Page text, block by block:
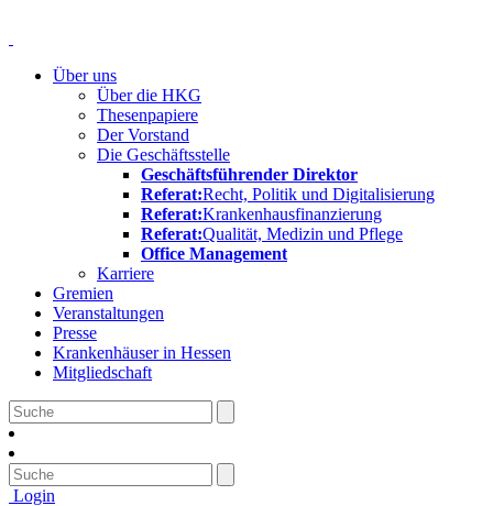
Über uns
Über die HKG
Thesenpapiere
Der Vorstand
Die Geschäftsstelle
Geschäftsführender Direktor
Referat:Recht, Politik und Digitalisierung
Referat:Krankenhausfinanzierung
Referat:Qualität, Medizin und Pflege
Office Management
Karriere
Gremien
Veranstaltungen
Presse
Krankenhäuser in Hessen
Mitgliedschaft
Login